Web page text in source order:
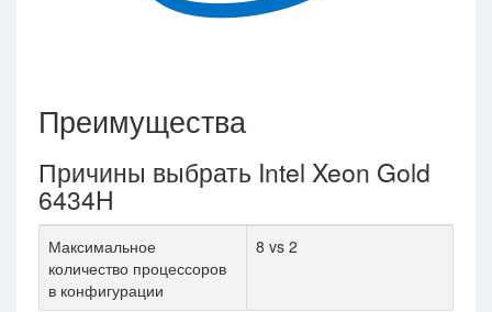
Преимущества
Причины выбрать Intel Xeon Gold
6434H
Максимальное
количество процессоров
в конфигурации
8 vs 2